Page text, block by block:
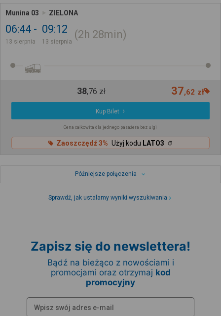
Munina 03 ZIELONA
06:44
13 sierpnia
09:12
13 sierpnia
2h 28min
38,76 zł 37,62 zł
Kup Bilet
Cena całkowita dla jednego pasażera bez ulgi
Zaoszczędź 3% Użyj kodu LATO3
Późniejsze połączenia
Sprawdź, jak ustalamy wyniki wyszukiwania
Zapisz się do newslettera!
Bądź na bieżąco z nowościami i
promocjami oraz otrzymaj kod
promocyjny